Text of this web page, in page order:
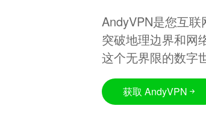
AndyVPN是您互
突破地理边界和网
这个无界限的数字
获取 AndyVPN